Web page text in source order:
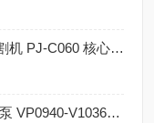
日本 MAX 麦克斯充电式钢筋网切割机 PJ-C060 核心优势
NITTO日东工器真空泵低功耗耐用泵 VP0940-V1036-P1-2541的特征